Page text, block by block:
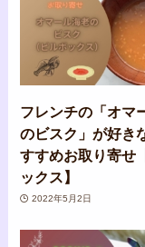
フレンチの「オマ
のビスク」が好き
すすめお取り寄せ
ックス】
2022年5月2日